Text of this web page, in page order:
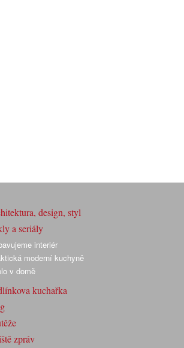
design, styl
a seriály
interiér
moderní kuchyně
v domě
kuchařka
zpráv